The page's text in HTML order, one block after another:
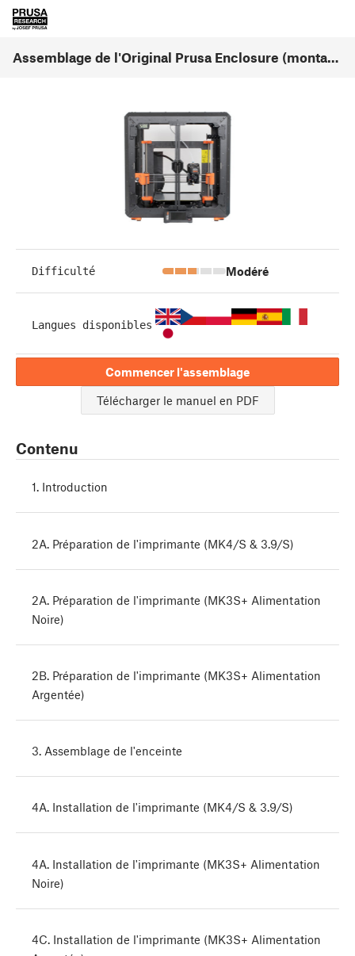
Assemblage de l'Original Prusa Enclosure (montage de l'écran externe) (v1.03)
Difficulté Modéré
Langues disponibles
Commencer l'assemblage
Télécharger le manuel en PDF
Contenu
1. Introduction
2A. Préparation de l'imprimante (MK4/S & 3.9/S)
2A. Préparation de l'imprimante (MK3S+ Alimentation
Noire)
2B. Préparation de l'imprimante (MK3S+ Alimentation
Argentée)
3. Assemblage de l'enceinte
4A. Installation de l'imprimante (MK4/S & 3.9/S)
4A. Installation de l'imprimante (MK3S+ Alimentation
Noire)
4C. Installation de l'imprimante (MK3S+ Alimentation